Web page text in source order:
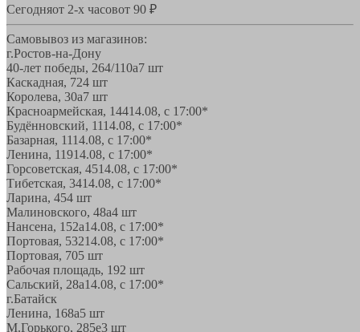
Сегодняот 2-х часовот 90 ₽
Самовывоз из магазинов:
г.Ростов-на-Дону
40-лет победы, 264/110а7 шт
Каскадная, 724 шт
Королева, 30а7 шт
Красноармейская, 14414.08, с 17:00*
Будённовский, 1114.08, с 17:00*
Базарная, 1114.08, с 17:00*
Ленина, 11914.08, с 17:00*
Горсоветская, 4514.08, с 17:00*
Тибетская, 3414.08, с 17:00*
Ларина, 454 шт
Малиновского, 48а4 шт
Нансена, 152а14.08, с 17:00*
Портовая, 53214.08, с 17:00*
Портовая, 705 шт
Рабочая площадь, 192 шт
Сальский, 28a14.08, с 17:00*
г.Батайск
Ленина, 168а5 шт
М.Горького, 285е3 шт